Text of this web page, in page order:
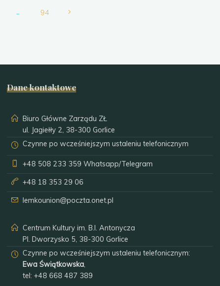
Stronicowanie
94
Dane kontaktowe
Biuro Główne Zarządu ZŁ
ul. Jagiełły 2, 38-300 Gorlice
Czynne po wcześniejszym ustaleniu telefonicznym
+48 508 233 359 Whatsapp/Telegram
+48 18 353 29 06
lemkounion@poczta.onet.pl
Centrum Kultury im. B.I. Antonycza
Pl. Dworzysko 5, 38-300 Gorlice
Czynne po wcześniejszym ustaleniu telefonicznym:
Ewa Świątkowska,
tel:+48 668 487 389